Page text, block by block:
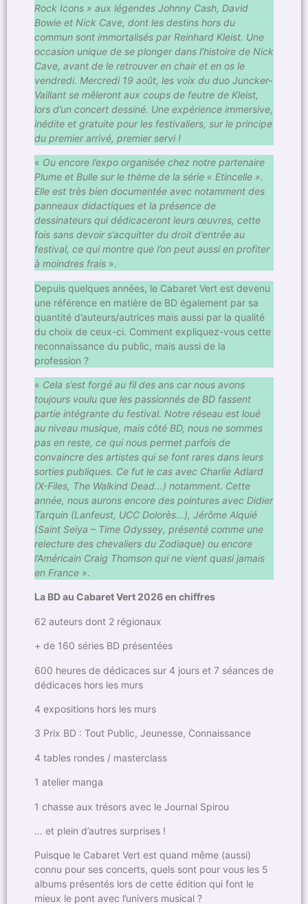
Rock Icons » aux légendes Johnny Cash, David
Bowie et Nick Cave, dont les destins hors du
commun sont immortalisés par Reinhard Kleist. Une
occasion unique de se plonger dans l’histoire de Nick
Cave, avant de le retrouver en chair et en os le
vendredi. Mercredi 19 août, les voix du duo Juncker-
Vaillant se mêleront aux coups de feutre de Kleist,
lors d’un concert dessiné. Une expérience immersive,
inédite et gratuite pour les festivaliers, sur le principe
du premier arrivé, premier servi !
« Ou encore l’expo organisée chez notre partenaire
Plume et Bulle sur le thème de la série « Etincelle ».
Elle est très bien documentée avec notamment des
panneaux didactiques et la présence de
dessinateurs qui dédicaceront leurs œuvres, cette
fois sans devoir s’acquitter du droit d’entrée au
festival, ce qui montre que l’on peut aussi en profiter
à moindres frais ».
Depuis quelques années, le Cabaret Vert est devenu
une référence en matière de BD également par sa
quantité d’auteurs/autrices mais aussi par la qualité
du choix de ceux-ci. Comment expliquez-vous cette
reconnaissance du public, mais aussi de la
profession ?
« Cela s’est forgé au fil des ans car nous avons
toujours voulu que les passionnés de BD fassent
partie intégrante du festival. Notre réseau est loué
au niveau musique, mais côté BD, nous ne sommes
pas en reste, ce qui nous permet parfois de
convaincre des artistes qui se font rares dans leurs
sorties publiques. Ce fut le cas avec Charlie Adlard
(X-Files, The Walkind Dead…) notamment. Cette
année, nous aurons encore des pointures avec Didier
Tarquin (Lanfeust, UCC Dolorès…), Jérôme Alquié
(Saint Seiya – Time Odyssey, présenté comme une
relecture des chevaliers du Zodiaque) ou encore
l’Américain Craig Thomson qui ne vient quasi jamais
en France ».
La BD au Cabaret Vert 2026 en chiffres
62 auteurs dont 2 régionaux
+ de 160 séries BD présentées
600 heures de dédicaces sur 4 jours et 7 séances de
dédicaces hors les murs
4 expositions hors les murs
3 Prix BD : Tout Public, Jeunesse, Connaissance
4 tables rondes / masterclass
1 atelier manga
1 chasse aux trésors avec le Journal Spirou
… et plein d’autres surprises !
Puisque le Cabaret Vert est quand même (aussi)
connu pour ses concerts, quels sont pour vous les 5
albums présentés lors de cette édition qui font le
mieux le pont avec l’univers musical ?